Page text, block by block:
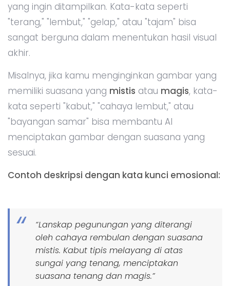
yang ingin ditampilkan. Kata-kata seperti
"terang," "lembut," "gelap," atau "tajam" bisa
sangat berguna dalam menentukan hasil visual
akhir.
Misalnya, jika kamu menginginkan gambar yang
memiliki suasana yang mistis atau magis, kata-
kata seperti "kabut," "cahaya lembut," atau
"bayangan samar" bisa membantu AI
menciptakan gambar dengan suasana yang
sesuai.
Contoh deskripsi dengan kata kunci emosional:
“Lanskap pegunungan yang diterangi
oleh cahaya rembulan dengan suasana
mistis. Kabut tipis melayang di atas
sungai yang tenang, menciptakan
suasana tenang dan magis.”